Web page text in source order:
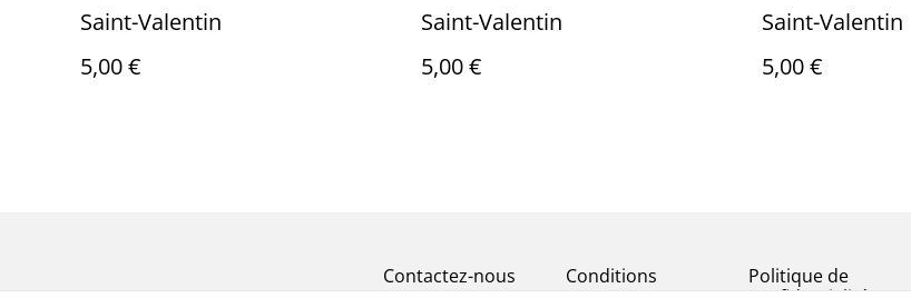
Saint-Valentin
5,00 €
Saint-Valentin
5,00 €
Saint-Valentin
5,00 €
Contactez-nous Conditions
Politique de
confidentialité